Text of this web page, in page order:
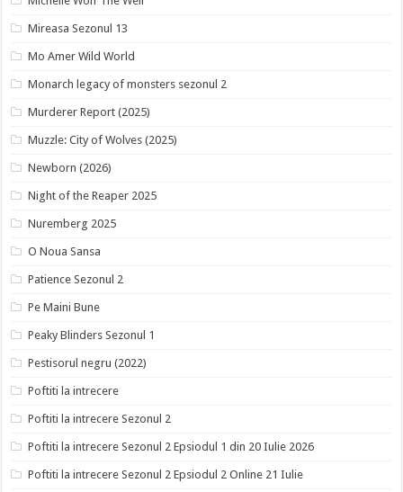
Mireasa Sezonul 13
Mo Amer Wild World
Monarch legacy of monsters sezonul 2
Murderer Report (2025)
Muzzle: City of Wolves (2025)
Newborn (2026)
Night of the Reaper 2025
Nuremberg 2025
O Noua Sansa
Patience Sezonul 2
Pe Maini Bune
Peaky Blinders Sezonul 1
Pestisorul negru (2022)
Poftiti la intrecere
Poftiti la intrecere Sezonul 2
Poftiti la intrecere Sezonul 2 Epsiodul 1 din 20 Iulie 2026
Poftiti la intrecere Sezonul 2 Epsiodul 2 Online 21 Iulie